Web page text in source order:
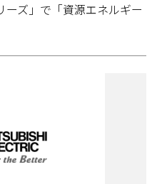
ズ」で「資源エネルギー